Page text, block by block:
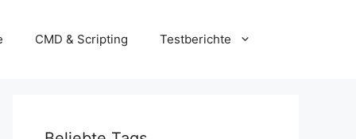
CMD & Scripting Testberichte